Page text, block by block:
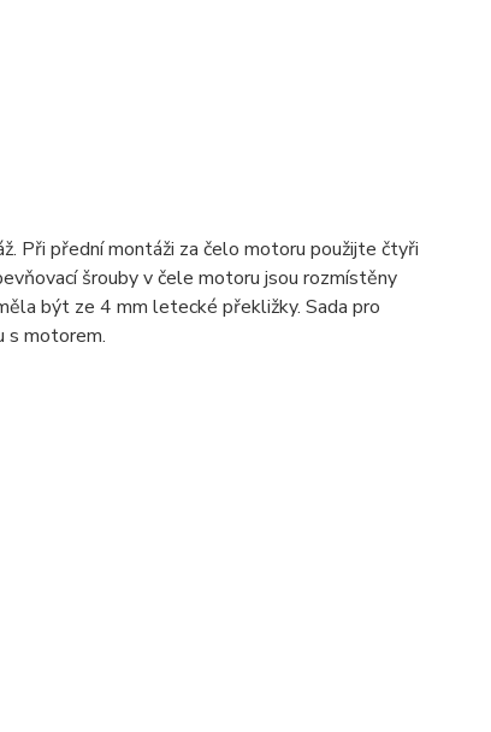
Při přední montáži za čelo motoru použijte čtyři
šrouby v čele motoru jsou rozmístěny
být ze 4 mm letecké překližky. Sada pro
s motorem.